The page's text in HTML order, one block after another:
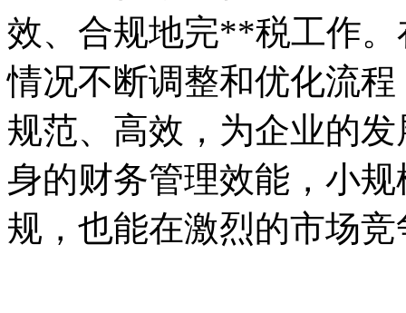
效、合规地完**税工作
情况不断调整和优化流
规范、高效，为企业的
身的财务管理效能，小
规，也能在激烈的市场